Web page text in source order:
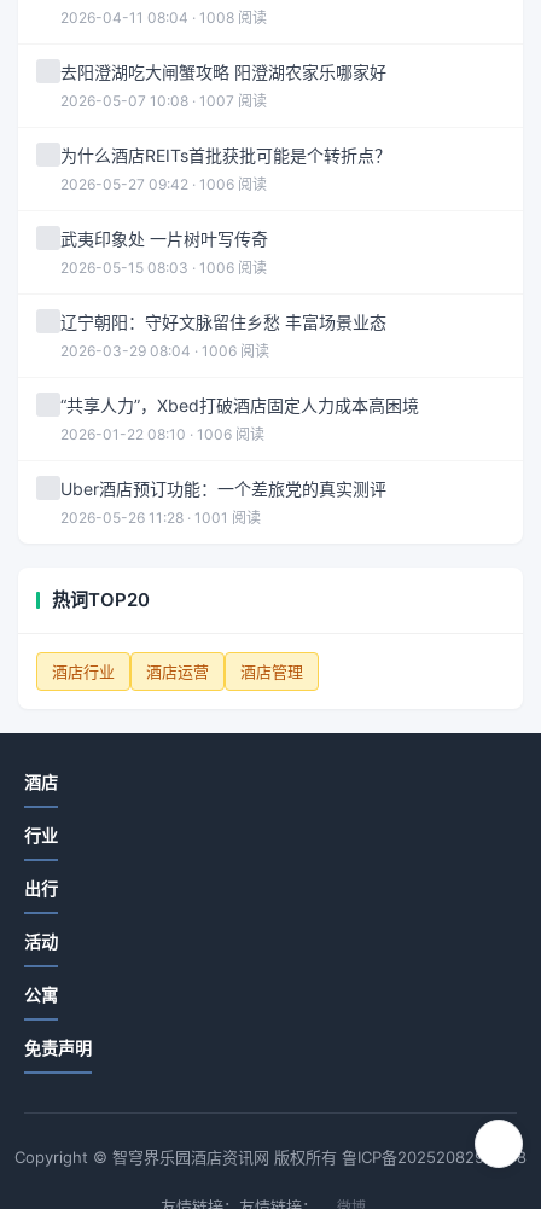
2026-04-11 08:04 · 1008 阅读
去阳澄湖吃大闸蟹攻略 阳澄湖农家乐哪家好
2026-05-07 10:08 · 1007 阅读
为什么酒店REITs首批获批可能是个转折点？
2026-05-27 09:42 · 1006 阅读
武夷印象处 一片树叶写传奇
2026-05-15 08:03 · 1006 阅读
辽宁朝阳：守好文脉留住乡愁 丰富场景业态
2026-03-29 08:04 · 1006 阅读
“共享人力”，Xbed打破酒店固定人力成本高困境
2026-01-22 08:10 · 1006 阅读
Uber酒店预订功能：一个差旅党的真实测评
2026-05-26 11:28 · 1001 阅读
热词TOP20
酒店行业 酒店运营 酒店管理
酒店
行业
出行
活动
公寓
免责声明
Copyright © 智穹界乐园酒店资讯网 版权所有 鲁ICP备2025208294号-8